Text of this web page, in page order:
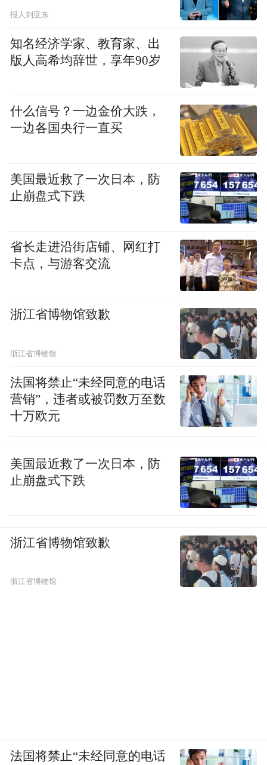
据了解，截至目前，本市各级市场监管部门
训机构5031家次，检查线上教育培训机构956
家次，接收教育部门移转线索157条，与教育
等部门开展联合执法172次，累计立案528
件，处罚139件，罚没款共计1152.82万元。
“特别声明：以上作品内容(包括在内的视频、图片或音
布，本平台仅提供信息存储空间服务。
Notice: The content above (including the videos,
pictures and audios if any) is uploaded and posted
by the user of Dafeng Hao, which is a social media
space services.”
报人刘亚东
知名经济学家、教育家、出
版人高希均辞世，享年90岁
什么信号？一边金价大跌，
一边各国央行一直买
美国最近救了一次日本，防
止崩盘式下跌
省长走进沿街店铺、网红打
卡点，与游客交流
浙江省博物馆致歉
浙江省博物馆
法国将禁止“未经同意的电话
营销”，违者或被罚数万至数
十万欧元
美国最近救了一次日本，防
止崩盘式下跌
浙江省博物馆致歉
浙江省博物馆
法国将禁止“未经同意的电话